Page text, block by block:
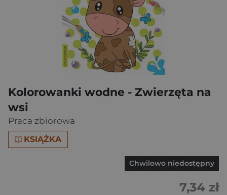
Kolorowanki wodne - Zwierzęta na
wsi
Praca zbiorowa
KSIĄŻKA
Chwilowo niedostępny
7,34 zł